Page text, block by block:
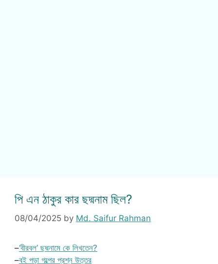
পি এন ঠাকুর কার ছদ্মনাম ছিল?
08/04/2025 by Md. Saifur Rahman
–‘বীরবল’ ছদ্মনামে কে লিখতেন?
–বই পড়া গল্পের প্রশ্ন উত্তর